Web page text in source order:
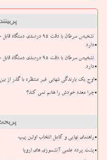
تشخیص سرطان با دقت ۹۵
دارد
تشخیص سرطان با دقت ۹۵
دارد
اوج یک بارندگی شهابی غیر منتظره با گذر از
چرا معده خودش را هضم نمی کند؟
راهنمای نهایی و کامل انتخاب اولین پیپ
پشت پرده علمی آتشسوزی های اروپا